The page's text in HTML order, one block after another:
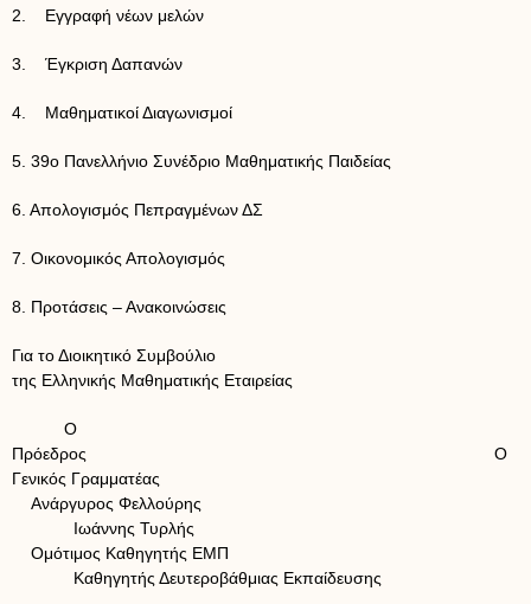
2. Εγγραφή νέων μελών
3. Έγκριση Δαπανών
4. Μαθηματικοί Διαγωνισμοί
5. 39ο Πανελλήνιο Συνέδριο Μαθηματικής Παιδείας
6. Απολογισμός Πεπραγμένων ΔΣ
7. Οικονομικός Απολογισμός
8. Προτάσεις – Ανακοινώσεις
Για το Διοικητικό Συμβούλιο
της Ελληνικής Μαθηματικής Εταιρείας
Ο
Πρόεδρος Ο
Γενικός Γραμματέας
Ανάργυρος Φελλούρης
Ιωάννης Τυρλής
Ομότιμος Καθηγητής ΕΜΠ
Καθηγητής Δευτεροβάθμιας Εκπαίδευσης